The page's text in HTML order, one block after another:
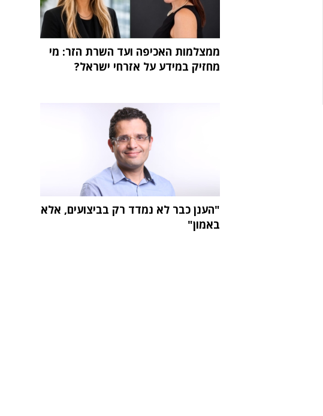
ממצלמות האכיפה ועד השרת הזר: מי
מחזיק במידע על אזרחי ישראל?
"הענן כבר לא נמדד רק בביצועים, אלא
באמון"